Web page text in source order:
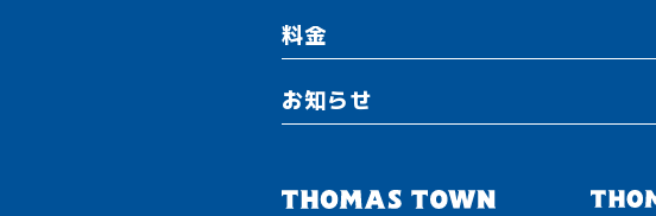
料金
お知らせ